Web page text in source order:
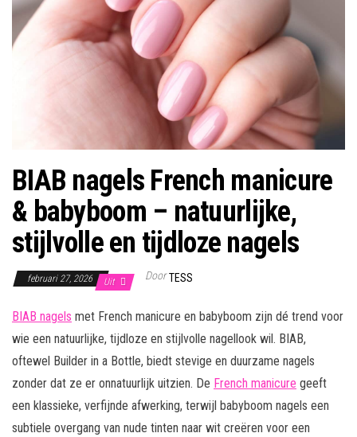
BIAB nagels French manicure
& babyboom – natuurlijke,
stijlvolle en tijdloze nagels
februari 27, 2026 Uit Door TESS
BIAB nagels met French manicure en babyboom zijn dé trend voor
wie een natuurlijke, tijdloze en stijlvolle nagellook wil. BIAB,
oftewel Builder in a Bottle, biedt stevige en duurzame nagels
zonder dat ze er onnatuurlijk uitzien. De French manicure geeft
een klassieke, verfijnde afwerking, terwijl babyboom nagels een
subtiele overgang van nude tinten naar wit creëren voor een